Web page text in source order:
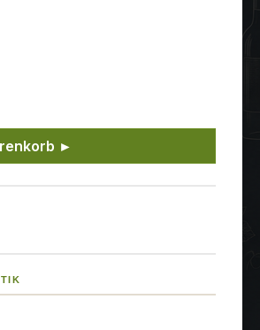
ein oder benutze die
►